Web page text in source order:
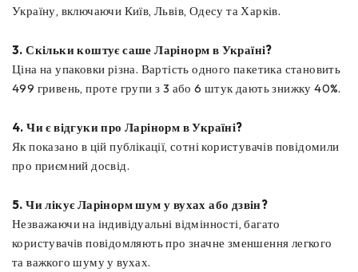
Україну, включаючи Київ, Львів, Одесу та Харків.
3. Скільки коштує саше Ларінорм в Україні?
Ціна на упаковки різна. Вартість одного пакетика становить
499 гривень, проте групи з 3 або 6 штук дають знижку 40%.
4. Чи є відгуки про Ларінорм в Україні?
Як показано в цій публікації, сотні користувачів повідомили
про приємний досвід.
5. Чи лікує Ларінорм шум у вухах або дзвін?
Незважаючи на індивідуальні відмінності, багато
користувачів повідомляють про значне зменшення легкого
та важкого шуму у вухах.